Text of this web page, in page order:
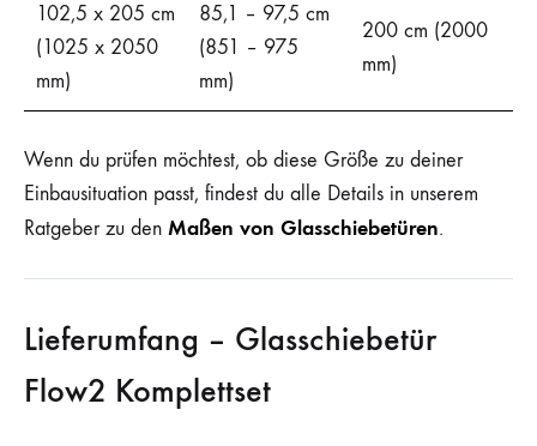
102,5 x 205 cm
(1025 x 2050
mm)
85,1 – 97,5 cm
(851 – 975
mm)
200 cm (2000
mm)
Wenn du prüfen möchtest, ob diese Größe zu deiner
Einbausituation passt, findest du alle Details in unserem
Ratgeber zu den Maßen von Glasschiebetüren.
Lieferumfang – Glasschiebetür
Flow2 Komplettset